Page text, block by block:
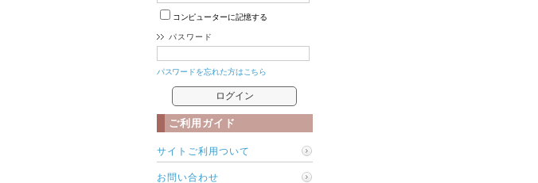
コンピューターに記憶する
パスワード
パスワードを忘れた方はこちら
ご利用ガイド
サイトご利用ついて
お問い合わせ